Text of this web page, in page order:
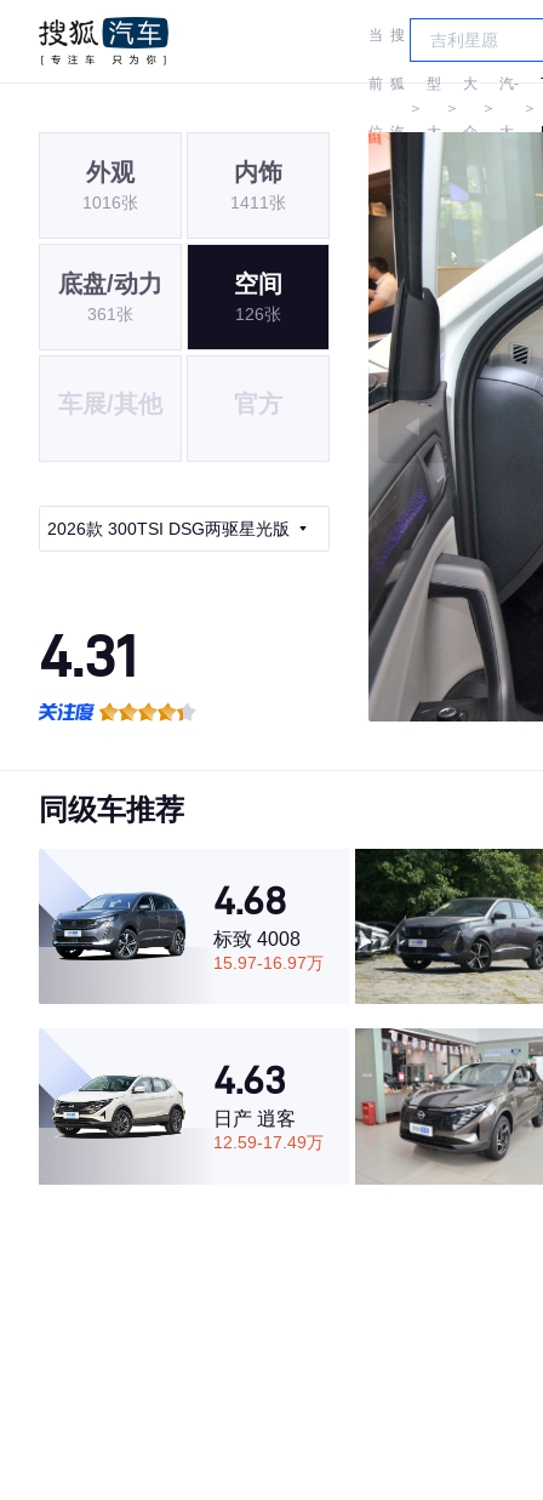
当
前
位
置:
搜
狐
汽
车
＞
车
型
大
＞
大
众
＞
汽-
大
＞
外观
1016张
内饰
1411张
底盘/动力
361张
空间
126张
车展/其他 官方
2026款 300TSI DSG两驱星光版
4.31
·空间表现一般，低于89%同级车
同级车推荐
4.68
标致 4008
15.97-16.97万
4.63
日产 逍客
12.59-17.49万